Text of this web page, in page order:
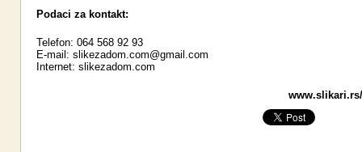
Podaci za kontakt:
Telefon: 064 568 92 93
E-mail: slikezadom.com@gmail.com
Internet: slikezadom.com